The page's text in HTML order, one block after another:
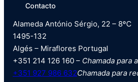
Contacto
Alameda António Sérgio, 22 – 8ºC
1495-132
Algés – Miraflores Portugal
+351 214 126 160 – Chamada para
+351 927 986 632Chamada para